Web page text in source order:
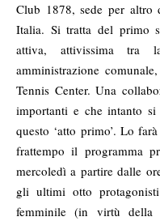
Club 1878, sede per altro
Italia. Si tratta del primo
attiva, attivissima tra
amministrazione
Tennis Center. Una
importanti e che intanto
questo ‘atto primo’. Lo
frattempo il programma
mercoledì a partire dalle
gli ultimi otto
femminile (in virtù della